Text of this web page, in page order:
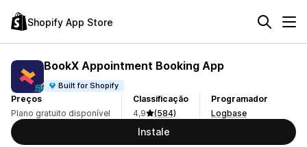
Shopify App Store
BookX Appointment Booking App
Built for Shopify
Preços
Plano gratuito disponível
Classificação
4,9
(584)
Programador
Logbase
Instale